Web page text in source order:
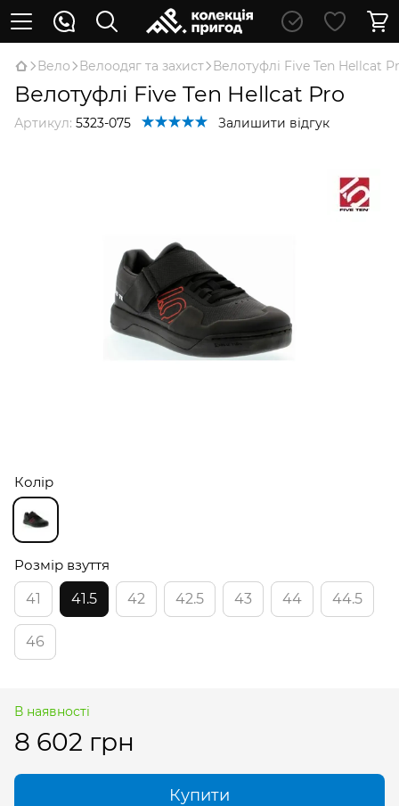
Вело Велоодяг та захист Велотуфлі Five Ten Hellcat
Велотуфлі Five Ten Hellcat Pro
Артикул: 5323-075 Залишити відгук
Колір
Розмір взуття
41
41.5 42 42.5 43 44 44.5
46
В наявності
8 602 грн
Купити